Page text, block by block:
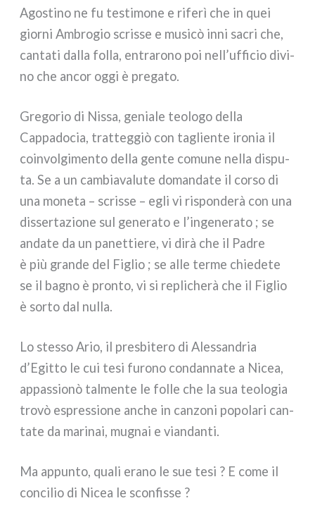
Agostino ne fu testi­mo­ne e rife­rì che in quei
gior­ni Ambrogio scris­se e musi­cò inni sacri che,
can­ta­ti dal­la fol­la, entra­ro­no poi nell’ufficio divi­
no che ancor oggi è pre­ga­to.
Gregorio di Nissa, genia­le teo­lo­go del­la
Cappadocia, trat­teg­giò con taglien­te iro­nia il
coin­vol­gi­men­to del­la gen­te comu­ne nel­la dispu­
ta. Se a un cam­bia­va­lu­te doman­da­te il cor­so di
una mone­ta – scris­se – egli vi rispon­de­rà con una
dis­ser­ta­zio­ne sul gene­ra­to e l’ingenerato ; se
anda­te da un panet­tie­re, vi dirà che il Padre
è più gran­de del Figlio ; se alle ter­me chie­de­te
se il bagno è pron­to, vi si repli­che­rà che il Figlio
è sor­to dal nul­la.
Lo stes­so Ario, il pre­sbi­te­ro di Alessandria
d’Egitto le cui tesi furo­no con­dan­na­te a Nicea,
appas­sio­nò tal­men­te le fol­le che la sua teo­lo­gia
tro­vò espres­sio­ne anche in can­zo­ni popo­la­ri can­
ta­te da mari­nai, mugnai e vian­dan­ti.
Ma appun­to, qua­li era­no le sue tesi ? E come il
con­ci­lio di Nicea le scon­fis­se ?